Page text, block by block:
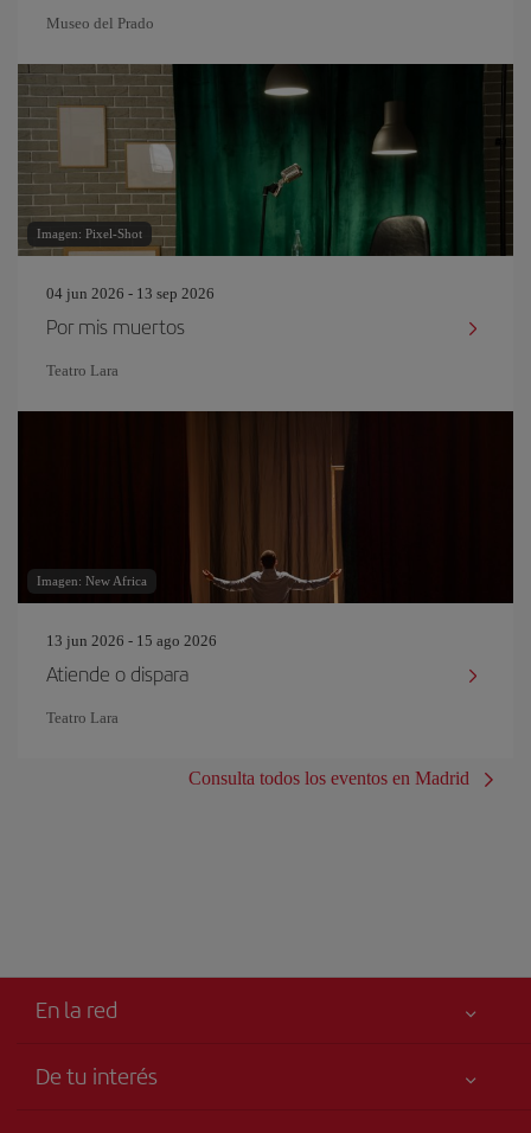
Museo del Prado
Imagen: Pixel-Shot
04 jun 2026 - 13 sep 2026
Por mis muertos
Teatro Lara
Imagen: New Africa
13 jun 2026 - 15 ago 2026
Atiende o dispara
Teatro Lara
Consulta todos los eventos en Madrid
En la red
De tu interés